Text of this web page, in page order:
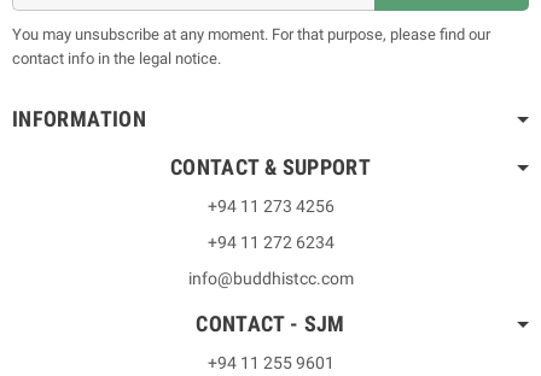
You may unsubscribe at any moment. For that purpose, please find our
contact info in the legal notice.
INFORMATION
CONTACT & SUPPORT
+94 11 273 4256
+94 11 272 6234
info@buddhistcc.com
CONTACT - SJM
+94 11 255 9601